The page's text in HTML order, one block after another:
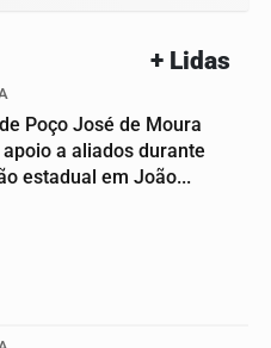
+ Lidas
Poço José de Moura
a aliados durante
estadual em João...